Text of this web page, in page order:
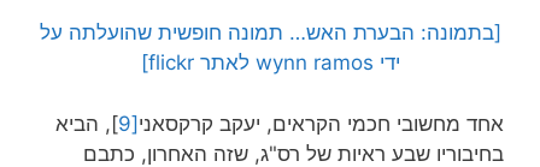
[בתמונה: הבערת האש… תמונה חופשית שהועלתה על
ידי wynn ramos לאתר flickr]
אחד מחשובי חכמי הקראים, יעקב קרקסאני[9 ], הביא
בחיבוריו שבע ראיות של רס"ג, שזה האחרון, כתבם